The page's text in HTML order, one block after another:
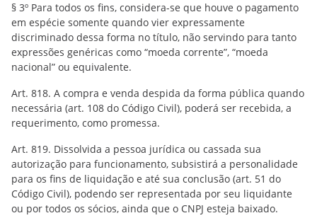
§ 3º Para todos os fins, considera-se que houve o pagamento
em espécie somente quando vier expressamente
discriminado dessa forma no título, não servindo para tanto
expressões genéricas como “moeda corrente”, “moeda
nacional” ou equivalente.
Art. 818. A compra e venda despida da forma pública quando
necessária (art. 108 do Código Civil), poderá ser recebida, a
requerimento, como promessa.
Art. 819. Dissolvida a pessoa jurídica ou cassada sua
autorização para funcionamento, subsistirá a personalidade
para os fins de liquidação e até sua conclusão (art. 51 do
Código Civil), podendo ser representada por seu liquidante
ou por todos os sócios, ainda que o CNPJ esteja baixado.